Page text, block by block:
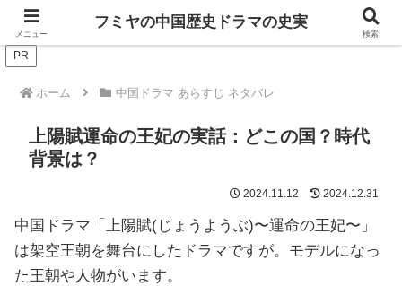
ドラマは歴史を知るともっと面白い！
PR
ホーム 中国ドラマ あらすじ ネタバレ
上陽賦運命の王妃の実話：どこの国？時代
背景は？
2024.11.12 2024.12.31
中国ドラマ「上陽賦(じょうようぶ)〜運命の王妃〜」
は架空王朝を舞台にしたドラマですが。モデルになっ
た王朝や人物がいます。
メニュー
フミヤの中国歴史ドラマの史実
検索